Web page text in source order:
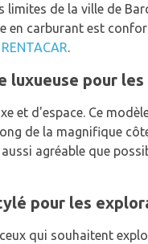
de la ville de
en carburant est
.
luxueuse pour
et d'espace. Ce
de la magnifique
agréable que
pour les
qui souhaitent